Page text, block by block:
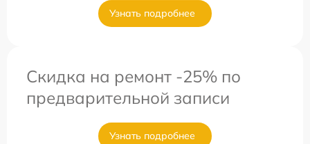
Узнать подробнее
Скидка на ремонт -25% по
предварительной записи
Узнать подробнее